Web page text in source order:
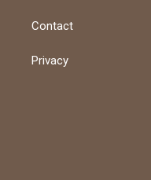
Contact
Privacy